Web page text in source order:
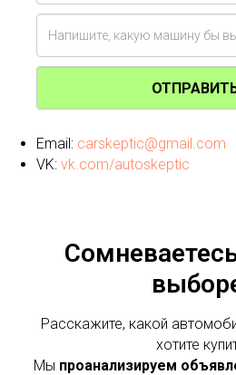
Email: carskeptic@gmail.com
VK: vk.com/autoskeptic
Расскажите, какой
хотите
Мы проанализируем